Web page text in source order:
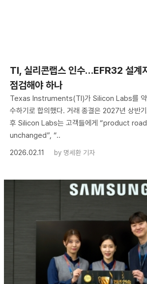
TI, 실리콘랩스 인수…EFR32 설계
점검해야 하나
Texas Instruments(TI)가 Silicon Labs를 약
수하기로 합의했다. 거래 종결은 2027년 상반
후 Silicon Labs는 고객들에게 “product
unchanged”, “..
2026.02.11
by 명세환 기자